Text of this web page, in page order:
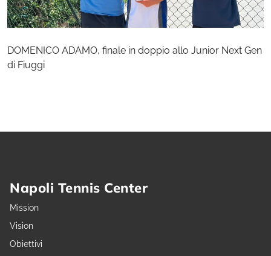
DOMENICO ADAMO, finale in doppio allo Junior Next Gen
di Fiuggi
Napoli Tennis Center
Mission
Vision
Obiettivi